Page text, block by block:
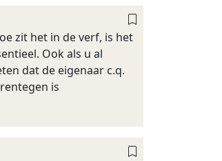
zit het in de verf, is het
Ook als u al
dat de eigenaar c.q.
is